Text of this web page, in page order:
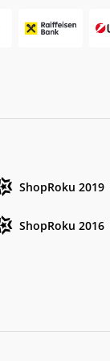
ShopRoku 2019
ShopRoku 2016